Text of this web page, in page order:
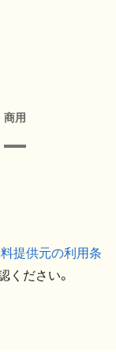
商用
提供元の利用条
ください。